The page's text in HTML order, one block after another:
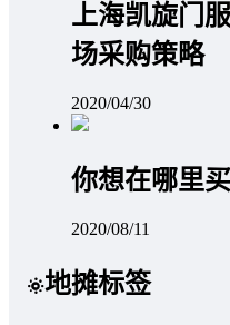
上海凯旋门
场采购策略
2020/04/30
你想在哪里买
2020/08/11
地摊标签